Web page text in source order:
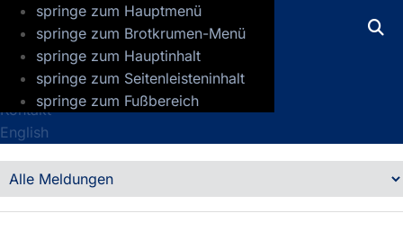
springe zum Hauptmenü
springe zum Brotkrumen-Menü
springe zum Hauptinhalt
springe zum Seitenleisteninhalt
springe zum Fußbereich
GFZ Helmholtz-Zentrum für
Presse
Jobs
Kontakt
English
Detailansicht